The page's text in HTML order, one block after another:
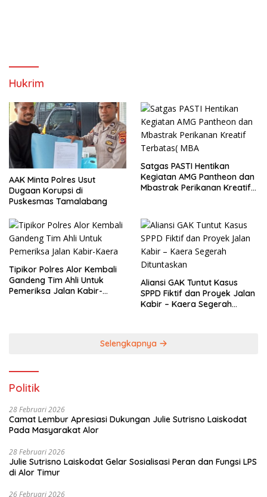
Hukrim
AAK Minta Polres Usut
Dugaan Korupsi di
Puskesmas Tamalabang
Satgas PASTI Hentikan
Kegiatan AMG Pantheon dan
Mbastrak Perikanan Kreatif
Tipikor Polres Alor Kembali
Gandeng Tim Ahli Untuk
Pemeriksa Jalan Kabir-
Aliansi GAK Tuntut Kasus
SPPD Fiktif dan Proyek Jalan
Kabir – Kaera Segerah
Selengkapnya
Politik
28 Februari 2026
Camat Lembur Apresiasi Dukungan Julie Sutrisno Laiskodat
Pada Masyarakat Alor
28 Februari 2026
Julie Sutrisno Laiskodat Gelar Sosialisasi Peran dan Fungsi LPS
di Alor Timur
26 Februari 2026